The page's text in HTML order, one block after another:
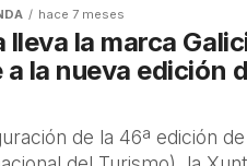
hace 7 meses
lleva la marca
a la nueva edición
de la 46ª edición